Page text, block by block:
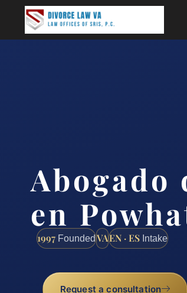
Abogado
en
1997 FoundedVAEN · ES Intake
Request a consultation